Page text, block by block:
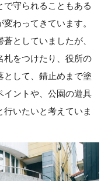
守られることもある
わってきています。
としていましたが、
札をつけたり、役所の
として、錆止めまで塗
イントや、公園の遊具
いたいと考えていま